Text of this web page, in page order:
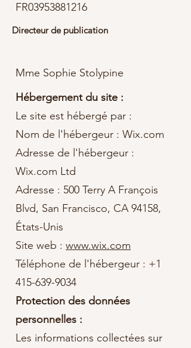
FR03953881216
Directeur de publication
Mme Sophie Stolypine
Hébergement du site :
Le site est hébergé par :
Nom de l'hébergeur : Wix.com
Adresse de l'hébergeur :
Wix.com Ltd
Adresse : 500 Terry A François
Blvd, San Francisco, CA 94158,
États-Unis
Site web : www.wix.com
Téléphone de l'hébergeur : +1
415-639-9034
Protection des données
personnelles :
Les informations collectées sur